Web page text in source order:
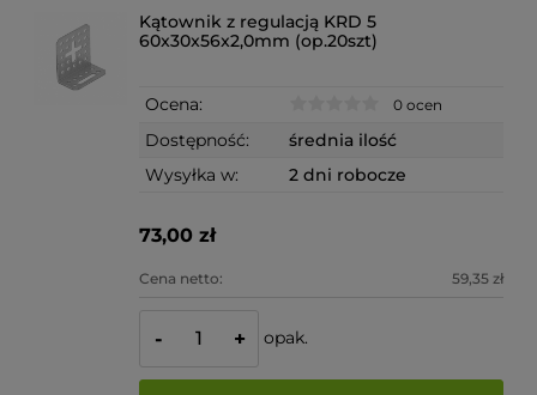
Kątownik z regulacją KRD 5
60x30x56x2,0mm (op.20szt)
Ocena: 0 ocen
Dostępność:
średnia ilość
Wysyłka w:
2 dni robocze
73,00 zł
Cena netto: 59,35 zł
- + opak.